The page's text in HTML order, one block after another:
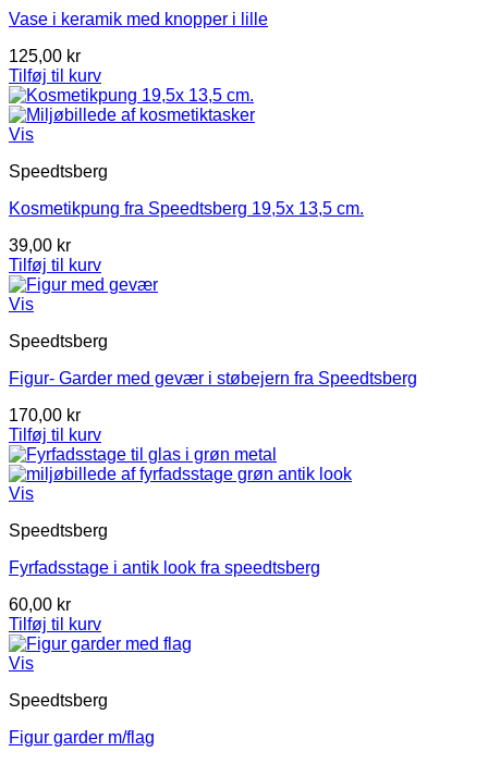
Vase i keramik med knopper i lille
125,00 kr
Tilføj til kurv
Vis
Speedtsberg
Kosmetikpung fra Speedtsberg 19,5x 13,5 cm.
39,00 kr
Tilføj til kurv
Vis
Speedtsberg
Figur- Garder med gevær i støbejern fra Speedtsberg
170,00 kr
Tilføj til kurv
Vis
Speedtsberg
Fyrfadsstage i antik look fra speedtsberg
60,00 kr
Tilføj til kurv
Vis
Speedtsberg
Figur garder m/flag